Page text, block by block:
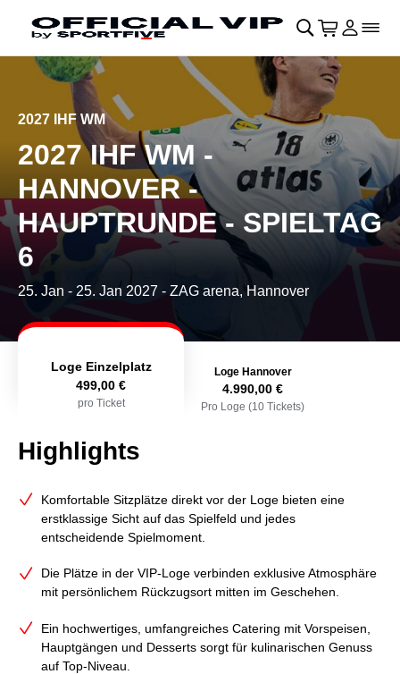
Navigation überspringen􀄫
􀊫 􀍩 Login
􀉩􀌇
2027 IHF WM
2027 IHF WM -
HANNOVER -
HAUPTRUNDE - SPIELTAG
6
25. Jan - 25. Jan 2027 - ZAG arena, Hannover
Loge Einzelplatz
499,00 €
pro Ticket
Loge Hannover
4.990,00 €
Pro Loge (10 Tickets)
Highlights
Komfortable Sitzplätze direkt vor der Loge bieten eine
erstklassige Sicht auf das Spielfeld und jedes
entscheidende Spielmoment.
Die Plätze in der VIP‑Loge verbinden exklusive Atmosphäre
mit persönlichem Rückzugsort mitten im Geschehen.
Ein hochwertiges, umfangreiches Catering mit Vorspeisen,
Hauptgängen und Desserts sorgt für kulinarischen Genuss
auf Top‑Niveau.